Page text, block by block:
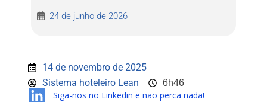
24 de junho de 2026
14 de novembro de 2025
Sistema hoteleiro Lean
6h46
Siga-nos no Linkedin e não perca nada!